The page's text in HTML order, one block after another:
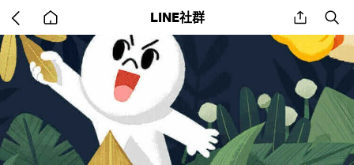
back
to
home
LINE社群 share